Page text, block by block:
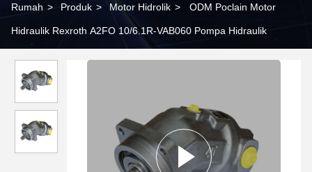
Rumah > Produk > Motor Hidrolik > ODM Poclain Motor
Hidraulik Rexroth A2FO 10/6.1R-VAB060 Pompa Hidraulik